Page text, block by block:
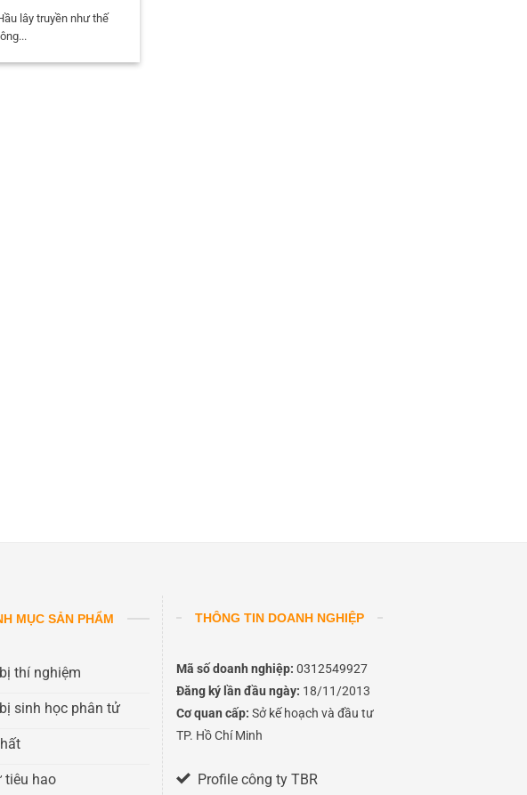
lây truyền như thế
MỤC SẢN PHẨM
thí nghiệm
sinh học phân tử
tiêu hao
THÔNG TIN DOANH NGHIỆP
Mã số doanh nghiệp: 0312549927
Đăng ký lần đầu ngày: 18/11/2013
Cơ quan cấp: Sở kế hoạch và đầu tư
TP. Hồ Chí Minh
Profile công ty TBR